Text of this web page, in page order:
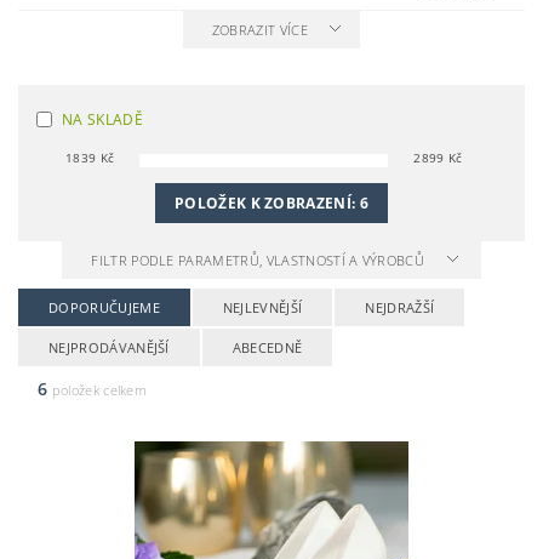
ZOBRAZIT VÍCE
NA SKLADĚ
1839 Kč 2899 Kč
POLOŽEK K ZOBRAZENÍ: 6
FILTR PODLE PARAMETRŮ, VLASTNOSTÍ A VÝROBCŮ
DOPORUČUJEME NEJLEVNĚJŠÍ NEJDRAŽŠÍ
NEJPRODÁVANĚJŠÍ ABECEDNĚ
6 položek celkem